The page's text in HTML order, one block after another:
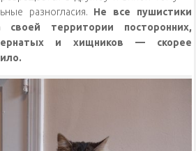
разногласия. Не все пушистики
территории посторонних,
и хищников — скорее